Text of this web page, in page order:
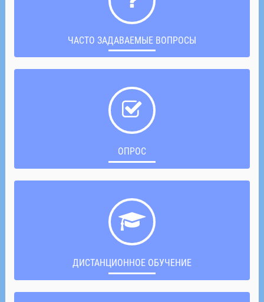
ЧАСТО ЗАДАВАЕМЫЕ ВОПРОСЫ
ОПРОС
ДИСТАНЦИОННОЕ ОБУЧЕНИЕ